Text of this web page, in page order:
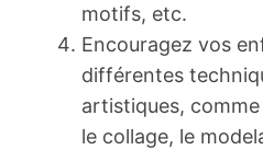
motifs, etc.
Encouragez vos
différentes
artistiques,
le collage, le